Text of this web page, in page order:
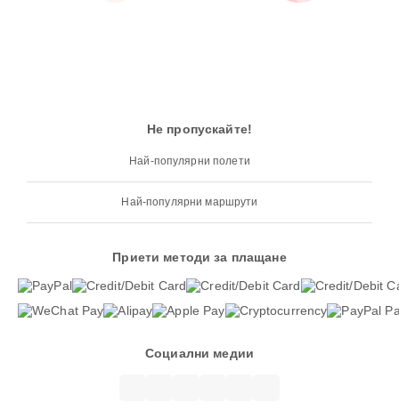
Не пропускайте!
Най-популярни полети
Най-популярни маршрути
Приети методи за плащане
Социални медии